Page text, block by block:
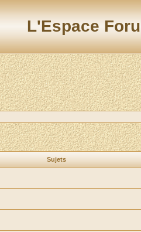
L'Espace
Sujets